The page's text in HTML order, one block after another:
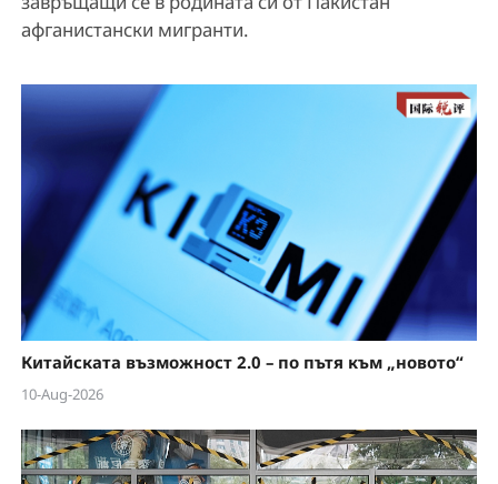
афганистански мигранти.
Китайската възможност 2.0 – по пътя към „новото“
10-Aug-2026